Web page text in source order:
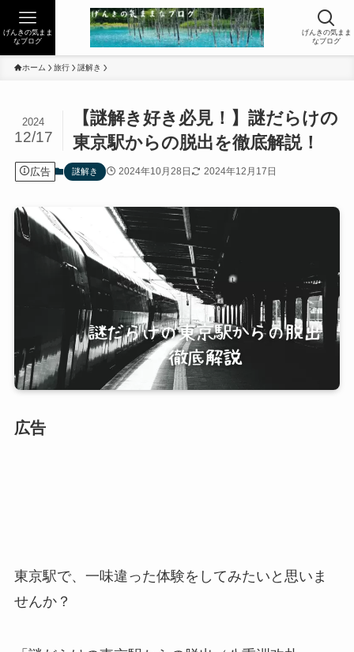
げんきの気まま
なブログ
げんきの気まま
なブログ
ホーム 旅行 謎解き
【謎解き好き必見！】謎だらけの
東京駅からの脱出を徹底解説！
2024
12/17
広告 謎解き 2024年10月28日 2024年12月17日
広告
東京駅で、一味違った体験をしてみたいと思いま
せんか？